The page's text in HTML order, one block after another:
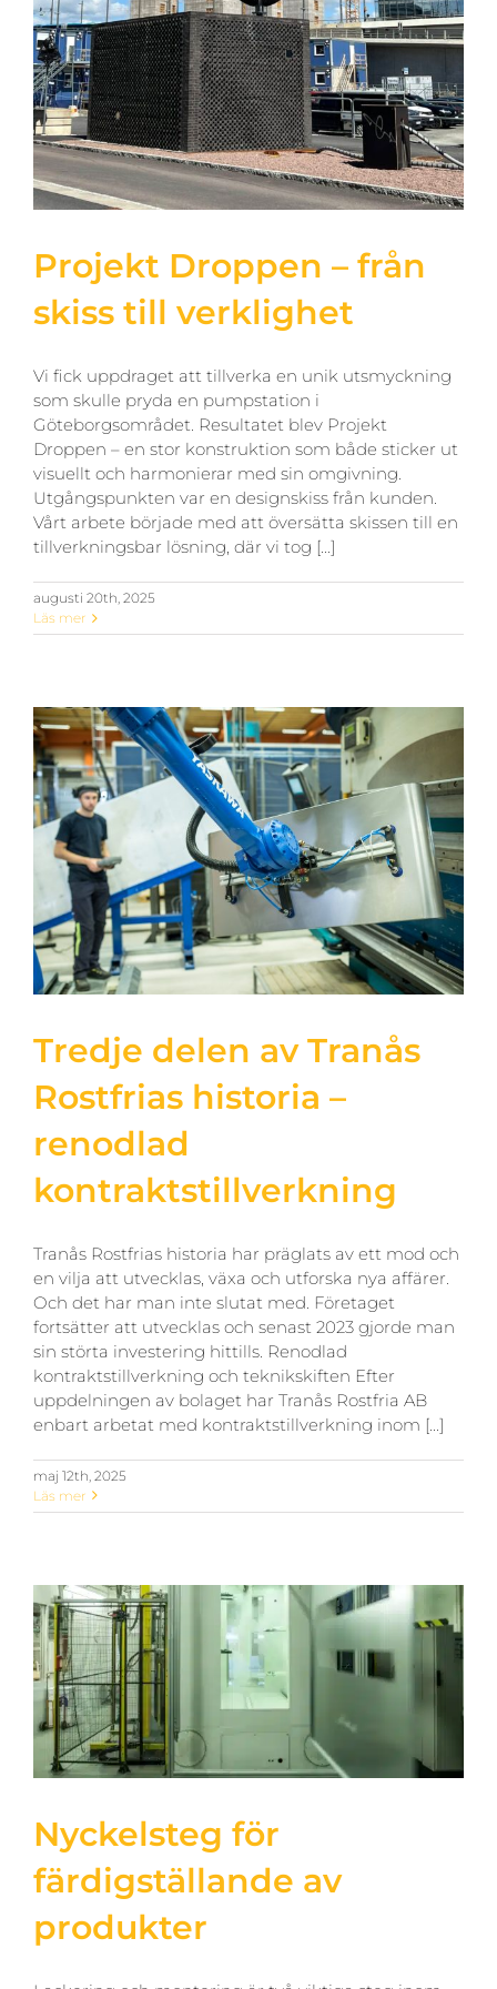
Projekt Droppen – från
skiss till verklighet
Vi fick uppdraget att tillverka en unik utsmyckning
som skulle pryda en pumpstation i
Göteborgsområdet. Resultatet blev Projekt
Droppen – en stor konstruktion som både sticker ut
visuellt och harmonierar med sin omgivning.
Utgångspunkten var en designskiss från kunden.
Vårt arbete började med att översätta skissen till en
tillverkningsbar lösning, där vi tog [...]
augusti 20th, 2025
Läs mer
Tredje delen av Tranås
Rostfrias historia –
renodlad
kontraktstillverkning
Tranås Rostfrias historia har präglats av ett mod och
en vilja att utvecklas, växa och utforska nya affärer.
Och det har man inte slutat med. Företaget
fortsätter att utvecklas och senast 2023 gjorde man
sin störta investering hittills. Renodlad
kontraktstillverkning och teknikskiften Efter
uppdelningen av bolaget har Tranås Rostfria AB
enbart arbetat med kontraktstillverkning inom [...]
maj 12th, 2025
Läs mer
Nyckelsteg för
färdigställande av
produkter